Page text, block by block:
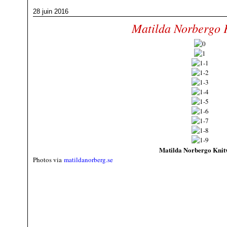
28 juin 2016
Matilda Norbergo
Matilda Norbergo
Photos via matildanorberg.se